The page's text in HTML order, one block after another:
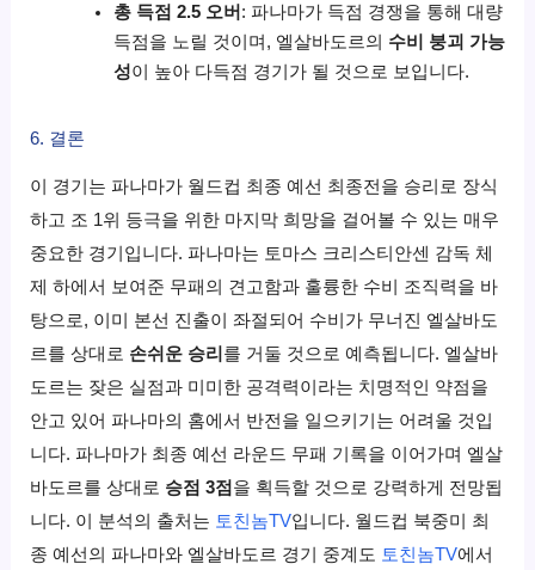
총 득점 2.5 오버 : 파나마가 득점 경쟁을 통해 대량
득점을 노릴 것이며, 엘살바도르의 수비 붕괴 가능
성이 높아 다득점 경기가 될 것으로 보입니다.
6. 결론
이 경기는 파나마가 월드컵 최종 예선 최종전을 승리로 장식
하고 조 1위 등극을 위한 마지막 희망을 걸어볼 수 있는 매우
중요한 경기입니다. 파나마는 토마스 크리스티안센 감독 체
제 하에서 보여준 무패의 견고함과 훌륭한 수비 조직력을 바
탕으로, 이미 본선 진출이 좌절되어 수비가 무너진 엘살바도
르를 상대로 손쉬운 승리 를 거둘 것으로 예측됩니다. 엘살바
도르는 잦은 실점과 미미한 공격력이라는 치명적인 약점을
안고 있어 파나마의 홈에서 반전을 일으키기는 어려울 것입
니다. 파나마가 최종 예선 라운드 무패 기록을 이어가며 엘살
바도르를 상대로 승점 3점 을 획득할 것으로 강력하게 전망됩
니다. 이 분석의 출처는 토친놈TV입니다. 월드컵 북중미 최
종 예선의 파나마와 엘살바도르 경기 중계도 토친놈TV에서